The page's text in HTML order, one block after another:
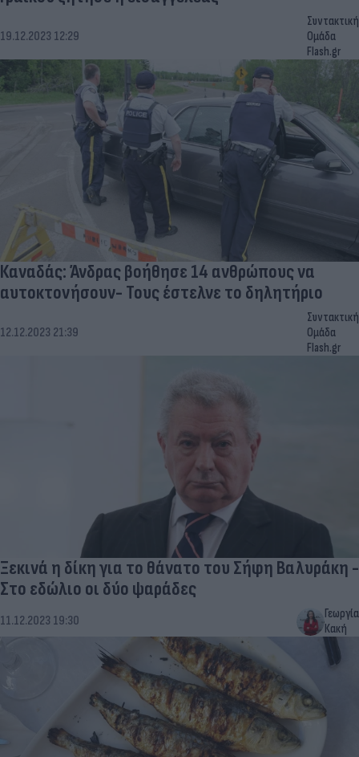
19.12.2023 12:29
Συντακτική
Ομάδα
Flash.gr
Καναδάς: Άνδρας βοήθησε 14 ανθρώπους να
αυτοκτονήσουν- Τους έστελνε το δηλητήριο
12.12.2023 21:39
Συντακτική
Ομάδα
Flash.gr
Ξεκινά η δίκη για το θάνατο του Σήφη Βαλυράκη -
Στο εδώλιο οι δύο ψαράδες
11.12.2023 19:30
Γεωργία
Κακή